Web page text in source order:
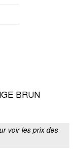
BRUN
voir les prix des